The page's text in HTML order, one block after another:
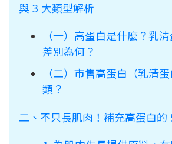
與 3 大類型解析
（一）高蛋白是什麼？乳
差別為何？
（二）市售高蛋白（乳清
類？
二、不只長肌肉！補充高蛋白的